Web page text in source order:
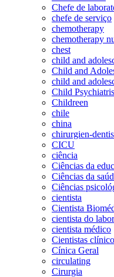
Chefe de
chefe de serviço
chemotherapy
chemotherapy
chest
child and
Child and
child and
Child
Childreen
chile
china
chirurgien-
CICU
ciência
Ciências da
Ciências da
Ciências
cientista
Cientista
cientista do
cientista médico
Cientistas
Cínica Geral
circulating
Cirurgia